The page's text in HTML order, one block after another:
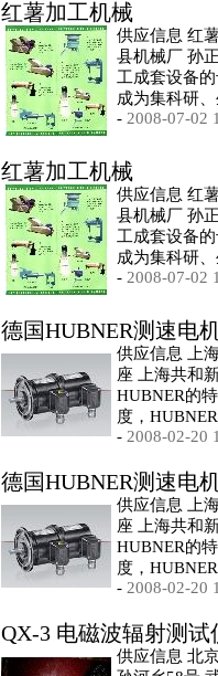
红薯加工机械
供应信息 红
县机械厂 孙
工成套设备
成为集科研
- 2008-07-02
红薯加工机械
供应信息 红
县机械厂 孙
工成套设备
成为集科研
- 2008-07-02
德国HUBNER测速电
供应信息 上
座 上海共和
HUBNER的
度，
- 2008-02-20
德国HUBNER测速电
供应信息 上
座 上海共和
HUBNER的
度，
- 2008-02-20
QX-3 电磁波辐射测试
供应信息 北